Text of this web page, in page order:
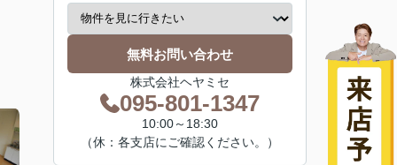
無料お問い合わせ
株式会社ヘヤミセ
095-801-1347
10:00～18:30
（休：各支店にご確認ください。）